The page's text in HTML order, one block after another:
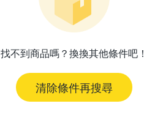
找不到商品嗎？換換其他條件吧！
清除條件再搜尋